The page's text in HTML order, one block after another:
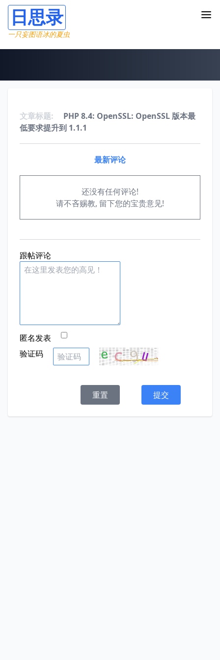
日思录
一只妄图语冰的夏虫
文章标题:
PHP 8.4: OpenSSL: OpenSSL 版本最
低要求提升到 1.1.1
最新评论
还没有任何评论!
请不吝赐教, 留下您的宝贵意见!
跟帖评论
匿名发表
验证码
重置 提交